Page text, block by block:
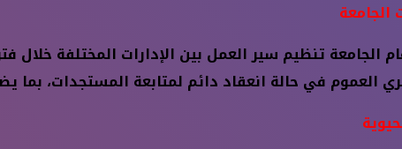
الجامعة تنظيم سير العمل بين الإدارات المختلفة خلال
العموم في حالة انعقاد دائم لمتابعة المستجدات، بما